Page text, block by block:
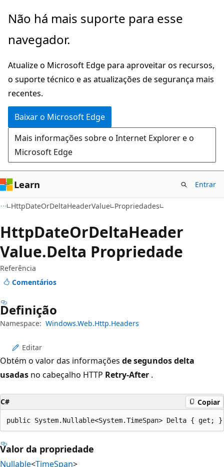
Pular
o
principal
Ignore
passe
a
navegação
na
página
Não há mais suporte para esse
navegador.
Atualize o Microsoft Edge para aproveitar os recursos,
o suporte técnico e as atualizações de segurança mais
recentes.
Baixar o Microsoft Edge
Mais informações sobre o Internet Explorer e o
Microsoft Edge
Learn Entrar
HttpDateOrDeltaHeaderValue Propriedades
HttpDateOrDeltaHeader
Value.Delta Propriedade
Referência
Comentários
Definição
Namespace: Windows.Web.Http.Headers
Editar
Obtém o valor das informações de segundos delta
usadas no cabeçalho HTTP Retry-After .
C# Copiar
public System.Nullable<System.TimeSpan> Delta { get; }
Valor da propriedade
Nullable<TimeSpan>